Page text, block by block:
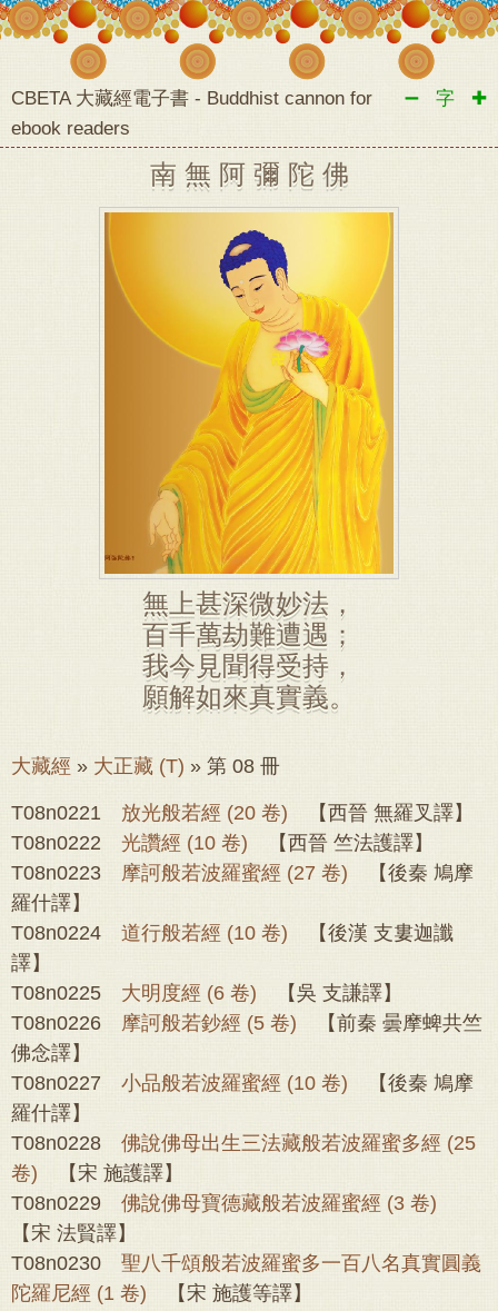
➖ 字 ✚
CBETA 大藏經電子書 - Buddhist cannon for
ebook readers
南 無 阿 彌 陀 佛
無上甚深微妙法，
百千萬劫難遭遇；
我今見聞得受持，
願解如來真實義。
大藏經 » 大正藏 (T) » 第 08 冊
T08n0221 放光般若經 (20 卷) 【西晉 無羅叉譯】
T08n0222 光讚經 (10 卷) 【西晉 竺法護譯】
T08n0223 摩訶般若波羅蜜經 (27 卷) 【後秦 鳩摩
羅什譯】
T08n0224 道行般若經 (10 卷) 【後漢 支婁迦讖
譯】
T08n0225 大明度經 (6 卷) 【吳 支謙譯】
T08n0226 摩訶般若鈔經 (5 卷) 【前秦 曇摩蜱共竺
佛念譯】
T08n0227 小品般若波羅蜜經 (10 卷) 【後秦 鳩摩
羅什譯】
T08n0228 佛說佛母出生三法藏般若波羅蜜多經 (25
卷) 【宋 施護譯】
T08n0229 佛說佛母寶德藏般若波羅蜜經 (3 卷)
【宋 法賢譯】
T08n0230 聖八千頌般若波羅蜜多一百八名真實圓義
陀羅尼經 (1 卷) 【宋 施護等譯】